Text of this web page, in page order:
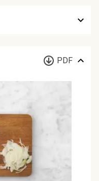
PDF